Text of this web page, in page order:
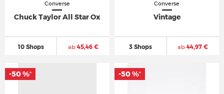
Converse
Chuck Taylor All Star Ox
10 Shops ab45,46 €
Converse
Vintage
3 Shops ab 44,97 €
-50 %* -50 %*